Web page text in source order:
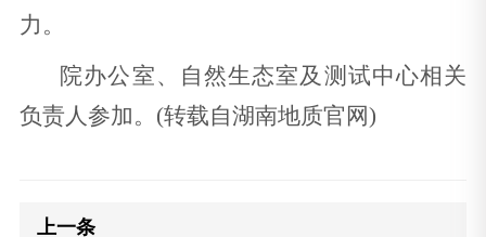
力。
院办公室、自然生态室及测试中心相关
负责人参加。(转载自湖南地质官网)
上一条